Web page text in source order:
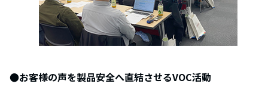
●お客様の声を製品安全へ直結させるVOC活動